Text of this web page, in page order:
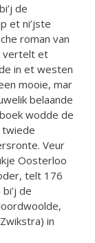
de
et ni’jste
roman van
vertelt et
in et westen
mooie, mar
belaande
wodde de
Veur
Oosterloo
telt 176
de
in